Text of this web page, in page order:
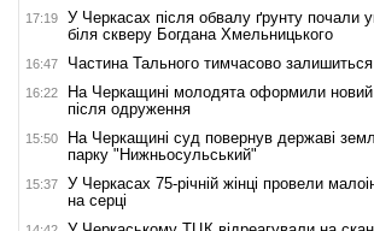
17:19
У Черкасах після обвалу ґрунту почали
біля скверу Богдана Хмельницького
16:47 Частина Тального тимчасово залишиться
16:22
На Черкащині молодята оформили новий
після одруження
15:50
На Черкащині суд повернув державі
парку "Нижньосульський"
15:37
У Черкасах 75-річній жінці провели
на серці